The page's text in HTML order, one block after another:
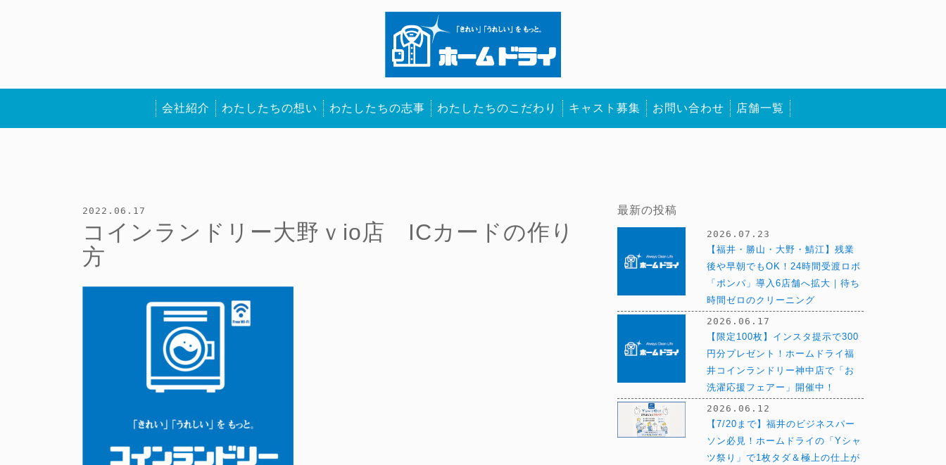
会社紹介 わたしたちの想い わたしたちの志事 わたしたちのこだわり キャスト募集 お問い合わせ 店舗一覧
2022.06.17
コインランドリー大野ｖio店 ICカードの作り
方
最新の投稿
2026.07.23
【福井・勝山・大野・鯖江】残業
後や早朝でもOK！24時間受渡ロボ
「ポンパ」導入6店舗へ拡大｜待ち
時間ゼロのクリーニング
2026.06.17
【限定100枚】インスタ提示で300
円分プレゼント！ホームドライ福
井コインランドリー神中店で「お
洗濯応援フェアー」開催中！
2026.06.12
【7/20まで】福井のビジネスパー
ソン必見！ホームドライの「Yシャ
ツ祭り」で1枚タダ＆極上の仕上が